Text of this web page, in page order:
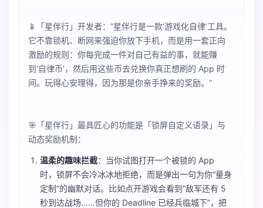
📱「星伴行」开发者：“星伴行是一款‘游戏化自律’工具。
它不靠锁机、断网来强迫你放下手机，而是用一套正向
激励的规则：你每完成一件对自己有益的事，就能赚
到‘自律币’，然后用这些币去兑换你真正想刷的 App 时
间。玩得心安理得，因为那是你亲手挣来的奖励。”
🎯「星伴行」最具匠心的功能是「锁屏自定义语录」与
动态奖励机制：
温柔的趣味拦截：当你试图打开一个被锁的 App
时，锁屏不会冷冰冰地拒绝，而是弹出一句为你“量身
定制”的幽默对话。比如点开游戏会看到“敌军还有 5
秒到达战场……但你的 Deadline 已经兵临城下”，把